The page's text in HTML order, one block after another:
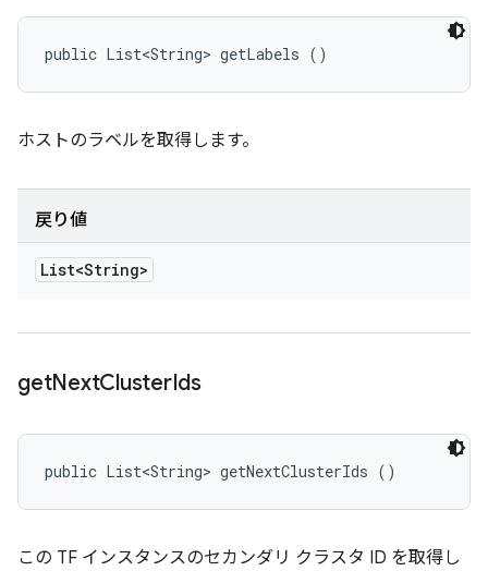
public List<String> getLabels ()
ホストのラベルを取得します。
戻り値
List<String>
getNextClusterIds
public List<String> getNextClusterIds ()
この TF インスタンスのセカンダリ クラスタ ID を取得し